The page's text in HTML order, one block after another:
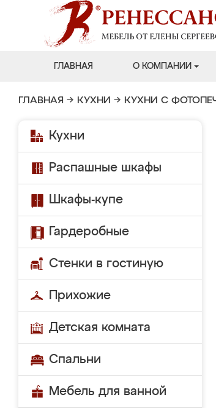
ГЛАВНАЯ О КОМПАНИИ
ГЛАВНАЯ → КУХНИ → КУХНИ С
Кухни
Распашные шкафы
Шкафы-купе
Гардеробные
Стенки в гостиную
Прихожие
Детская комната
Спальни
Мебель для ванной